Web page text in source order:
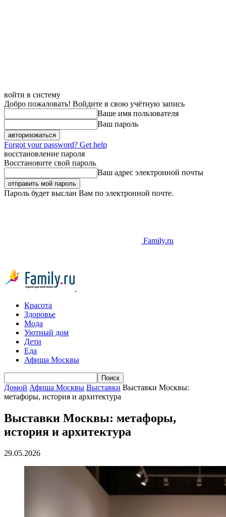
войти в систему
Добро пожаловать! Войдите в свою учётную запись
Ваше имя пользователя
Ваш пароль
Forgot your password? Get help
восстановление пароля
Восстановите свой пароль
Ваш адрес электронной почты
Пароль будет выслан Вам по электронной почте.
Family.ru
Красота
Здоровье
Мода
Уютный дом
Дети
Еда
Афиша Москвы
Домой Афиша Москвы Выставки Выставки Москвы:
метафоры, история и архитектура
Выставки Москвы: метафоры,
история и архитектура
29.05.2026